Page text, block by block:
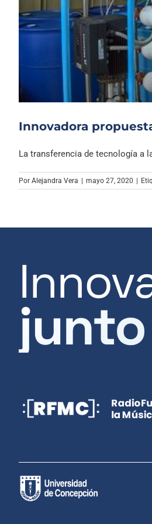
Innovadora
La transferencia de tecnología a
Por Alejandra Vera | mayo 27, 2020 |